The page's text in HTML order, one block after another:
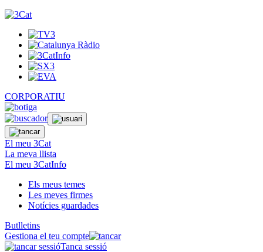
CORPORATIU
El meu 3Cat
La meva llista
El meu 3CatInfo
Els meus temes
Les meves firmes
Notícies guardades
Butlletins
Gestiona el teu compte
Tanca sessió